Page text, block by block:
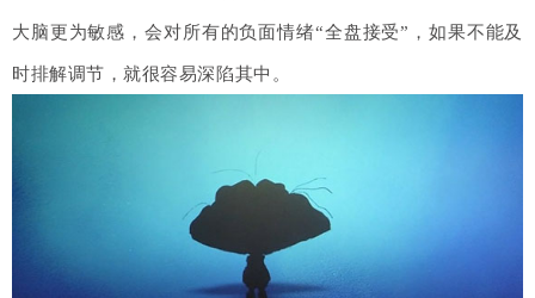
大脑更为敏感，会对所有的负面情绪“全盘接受”，如果不能及
时排解调节，就很容易深陷其中。